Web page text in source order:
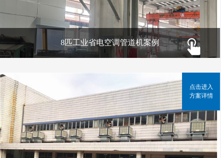
8匹工业省电空调管道机案例
点击进入
方案详情